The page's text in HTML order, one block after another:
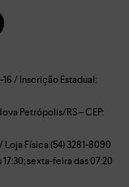
/ Inscrição Estadual:
Petrópolis/RS – CEP:
Física (54) 3281-8090
17:30; sexta-feira das 07:20